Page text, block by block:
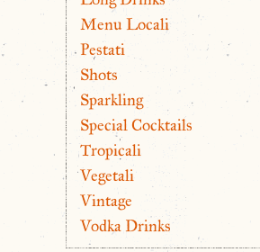
Menu Locali
Pestati
Shots
Sparkling
Special Cocktails
Tropicali
Vegetali
Vintage
Vodka Drinks